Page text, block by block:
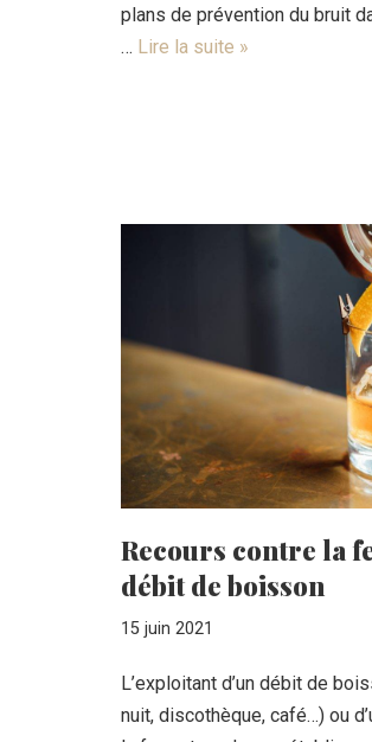
plans de prévention du bruit
… Lire la suite »
Recours contre la
débit de boisson
15 juin 2021
L’exploitant d’un débit de
nuit, discothèque, café…) ou